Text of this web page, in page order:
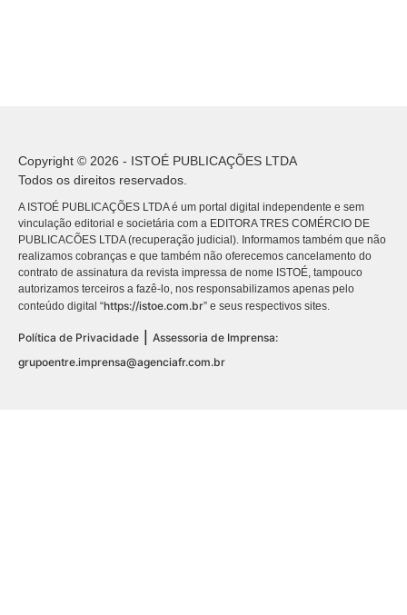
Copyright © 2026 - ISTOÉ PUBLICAÇÕES LTDA
Todos os direitos reservados.
A ISTOÉ PUBLICAÇÕES LTDA é um portal digital independente e sem
vinculação editorial e societária com a EDITORA TRES COMÉRCIO DE
PUBLICACÕES LTDA (recuperação judicial). Informamos também que não
realizamos cobranças e que também não oferecemos cancelamento do
contrato de assinatura da revista impressa de nome ISTOÉ, tampouco
autorizamos terceiros a fazê-lo, nos responsabilizamos apenas pelo
conteúdo digital “https://istoe.com.br” e seus respectivos sites.
Política de Privacidade
Assessoria de Imprensa:
grupoentre.imprensa@agenciafr.com.br